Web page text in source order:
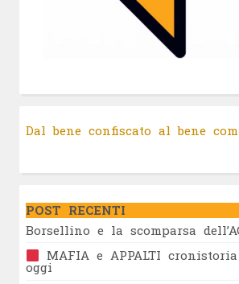
Dal bene confiscato al bene
POST RECENTI
Borsellino e la scomparsa
MAFIA e APPALTI
oggi